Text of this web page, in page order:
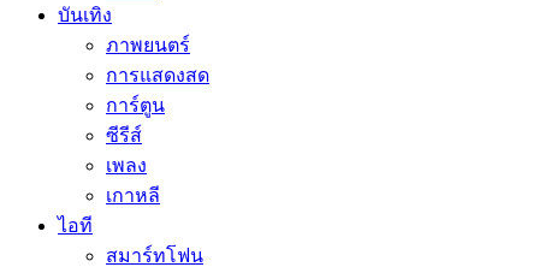
บันเทิง
ภาพยนตร์
การแสดงสด
การ์ตูน
ซีรีส์
เพลง
เกาหลี
ไอที
สมาร์ทโฟน